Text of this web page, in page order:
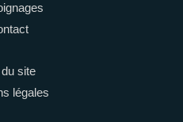
site
légales